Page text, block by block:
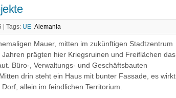
| Tags: UE Alemania
Mauer, mitten im zukünftigen Stadtzentrum
Jahren prägten hier Kriegsruinen und Freiflächen das
Büro-, Verwaltungs- und Geschäftsbauten
drin steht ein Haus mit bunter Fassade, es wirkt
allein im feindlichen Territorium.